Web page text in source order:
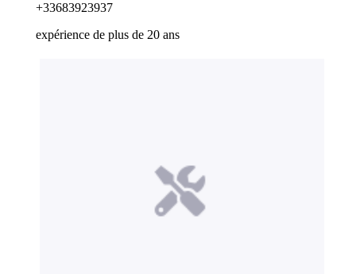
+33683923937
expérience de plus de 20 ans